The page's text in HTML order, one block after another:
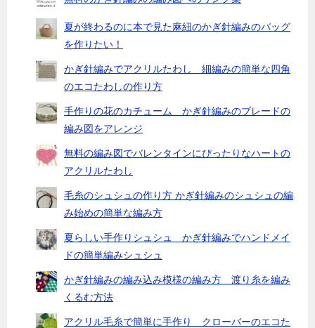
夏が終わるのに本で見た麻紐のかぎ針編みのバッグ
を作りたい！
かぎ針編みでアクリルたわし 細編みの簡単な四角
のエコたわしの作り方
手作りの花のカチューム かぎ針編みのブレードの
編み図をアレンジ
無料の編み図でバレンタインにぴったりなハートの
アクリルたわし
毛糸のシュシュの作り方 かぎ針編みのシュシュの編
み始めの簡単な編み方
夏らしい手作りシュシュ かぎ針編みでハンドメイ
ドの簡単編みシュシュ
かぎ針編みの編み込み模様の編み方 渡り糸を編み
くるむ方法
アクリル毛糸で簡単に手作り クローバーのエコた